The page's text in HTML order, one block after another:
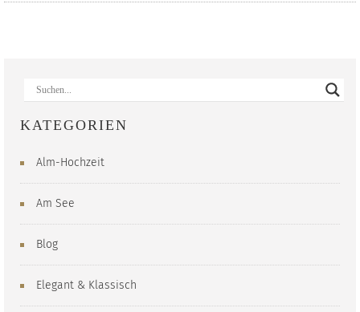
KATEGORIEN
Alm-Hochzeit
Am See
Blog
Elegant & Klassisch